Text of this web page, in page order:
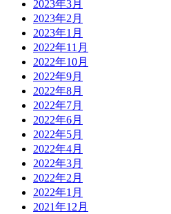
2023年3月
2023年2月
2023年1月
2022年11月
2022年10月
2022年9月
2022年8月
2022年7月
2022年6月
2022年5月
2022年4月
2022年3月
2022年2月
2022年1月
2021年12月